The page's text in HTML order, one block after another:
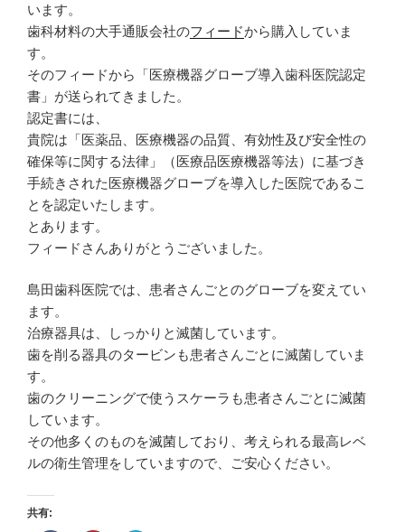
います。
歯科材料の大手通販会社のフィードから購入していま
す。
そのフィードから「医療機器グローブ導入歯科医院認定
書」が送られてきました。
認定書には、
貴院は「医薬品、医療機器の品質、有効性及び安全性の
確保等に関する法律」（医療品医療機器等法）に基づき
手続きされた医療機器グローブを導入した医院であるこ
とを認定いたします。
とあります。
フィードさんありがとうございました。
島田歯科医院では、患者さんごとのグローブを変えてい
ます。
治療器具は、しっかりと滅菌しています。
歯を削る器具のタービンも患者さんごとに滅菌していま
す。
歯のクリーニングで使うスケーラも患者さんごとに滅菌
しています。
その他多くのものを滅菌しており、考えられる最高レベ
ルの衛生管理をしていますので、ご安心ください。
共有: